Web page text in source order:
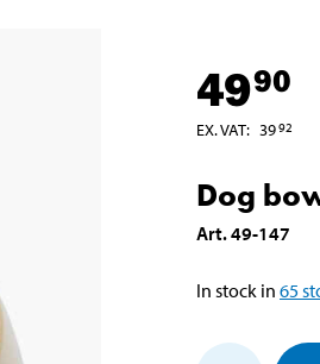
4990
EX. VAT: 3992
Dog
Art.49-147
In stock in 65